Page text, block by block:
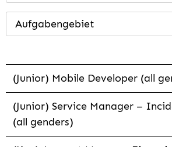
Aufgabengebiet
(Junior) Mobile Developer (all
(Junior) Service Manager –
(all genders)